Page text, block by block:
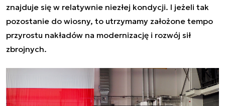
znajduje się w relatywnie niezłej kondycji. I jeżeli tak
pozostanie do wiosny, to utrzymamy założone tempo
przyrostu nakładów na modernizację i rozwój sił
zbrojnych.